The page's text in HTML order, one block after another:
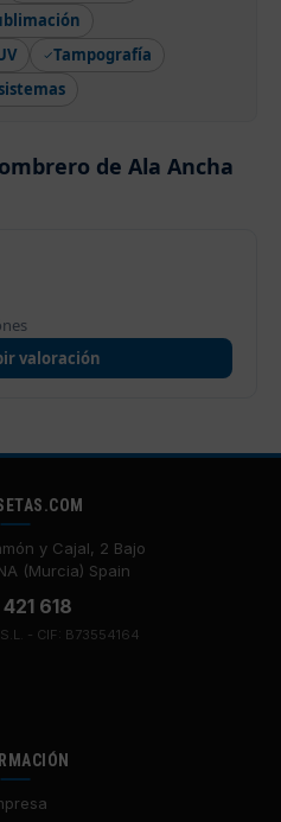
Tampografía
de Ala Ancha
valoración
y Cajal, 2 Bajo
(Murcia) Spain
618
- CIF: B73554164